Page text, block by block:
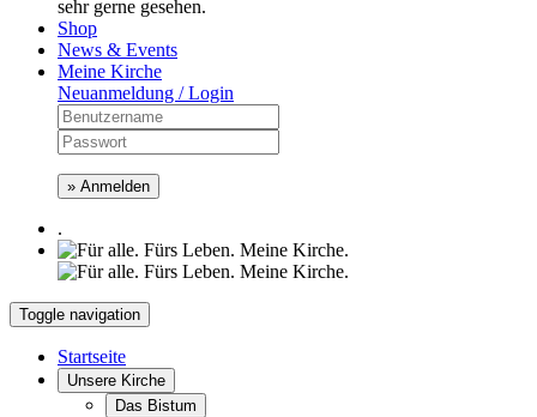
sehr gerne gesehen.
Shop
News & Events
Meine Kirche
Neuanmeldung / Login
» Anmelden
.
Toggle navigation
Startseite
Unsere Kirche
Das Bistum